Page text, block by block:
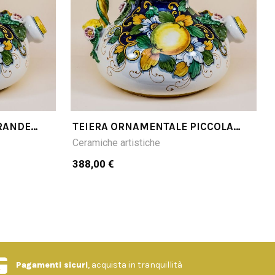
TEIERA ORNAMENTALE PICCOLA
LIMONI FONDO BLU
Ceramiche artistiche
388,00 €
Pagamenti sicuri, acquista in tranquillità